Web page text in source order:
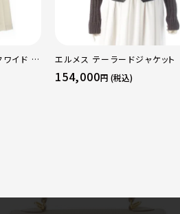
イド パ
エルメス テーラードジャケット
154,000円 (税込)